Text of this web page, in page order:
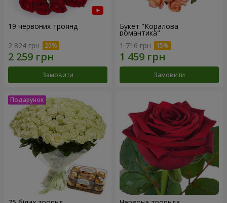
19 червоних троянд
2 824 грн
Замовити
Букет "Коралова
романтика"
1 716 грн
Замовити